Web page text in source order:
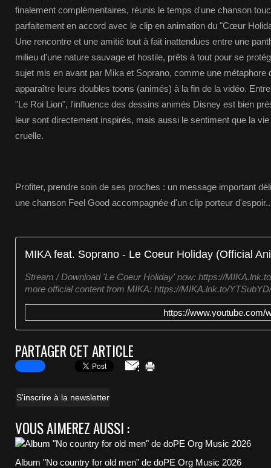
finalement complémentaires, réunis le temps d'une chanson
parfaitement en accord avec le clip en animation du "Cœur
Une rencontre et une amitié tout à fait inattendues entre une
milieu d'une nature sauvage et hostile, prêts à tout pour se
sujet mis en avant par Mika et Soprano, comme une métaphore
apparaître leurs doubles toons (animés) à la fin de la vidéo.
"Le Roi Lion", l'influence des dessins animés Disney est bien
leur sont directement inspirés, mais aussi le sentiment que la
cruelle.
Profiter, prendre soin de ses proches : un message important
une chanson Feel Good accompagnée d'un clip porteur
MIKA feat. Soprano - Le Coeur Holiday (Official
Stream / Download 'Le Coeur Holiday' now: https://
more official content from MIKA: https://MIKA.lnk.to/
https://www.youtube.com/
PARTAGER CET ARTICLE
S'inscrire à la newsletter
VOUS AIMEREZ AUSSI :
Album "No country for old men" de doPE Org Music 2026